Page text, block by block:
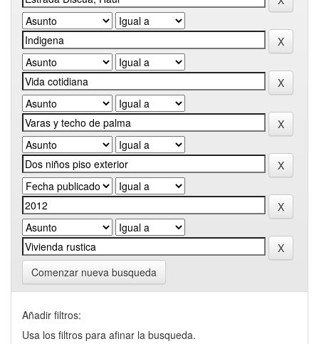
Comenzar nueva busqueda
Añadir filtros:
Usa los filtros para afinar la busqueda.